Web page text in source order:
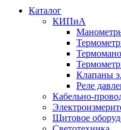
Каталог
КИПиА
Клапаны
Реле
Кабельно-
Щитовое